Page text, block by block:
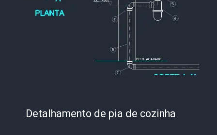
Detalhamento de pia de cozinha